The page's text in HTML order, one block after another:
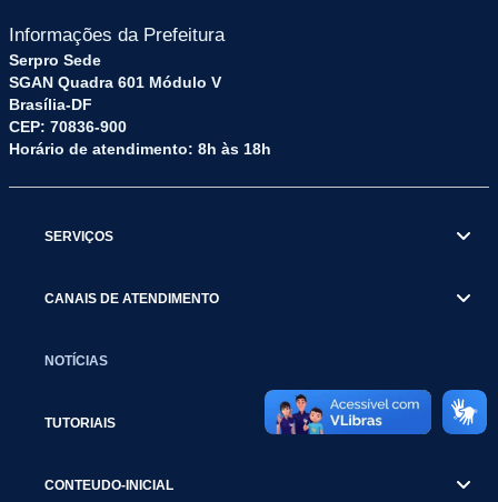
Informações da Prefeitura
Serpro Sede
SGAN Quadra 601 Módulo V
Brasília-DF
CEP: 70836-900
Horário de atendimento: 8h às 18h
SERVIÇOS
CANAIS DE ATENDIMENTO
NOTÍCIAS
TUTORIAIS
CONTEUDO-INICIAL